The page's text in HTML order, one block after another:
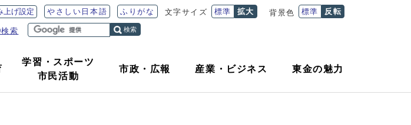
上げ設定 やさしい日本語 ふりがな 文字サイズ 標準 拡大 背景色 標準 反転
索 検索
学習・スポーツ
市民活動
市政 ・ 広報 産業 ・ ビジネス 東金の魅力